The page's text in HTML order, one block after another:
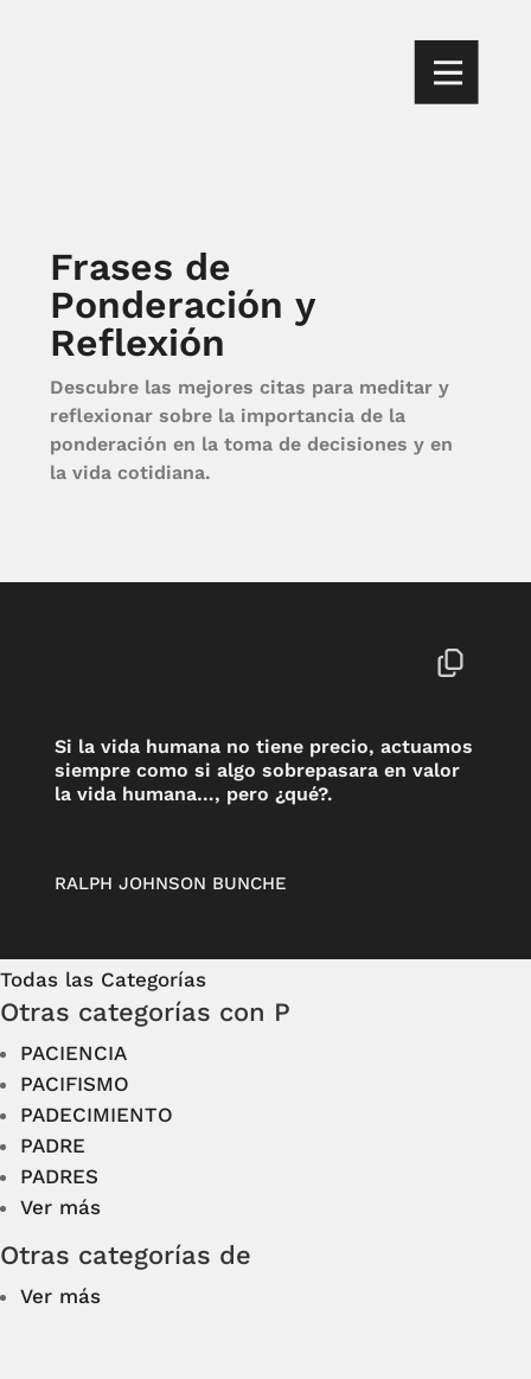
Frases de
Ponderación y
Reflexión
Descubre las mejores citas para meditar y
reflexionar sobre la importancia de la
ponderación en la toma de decisiones y en
la vida cotidiana.
Si la vida humana no tiene precio, actuamos
siempre como si algo sobrepasara en valor
la vida humana…, pero ¿qué?.
RALPH JOHNSON BUNCHE
Todas las Categorías
Otras categorías con P
PACIENCIA
PACIFISMO
PADECIMIENTO
PADRE
PADRES
Ver más
Otras categorías de
Ver más